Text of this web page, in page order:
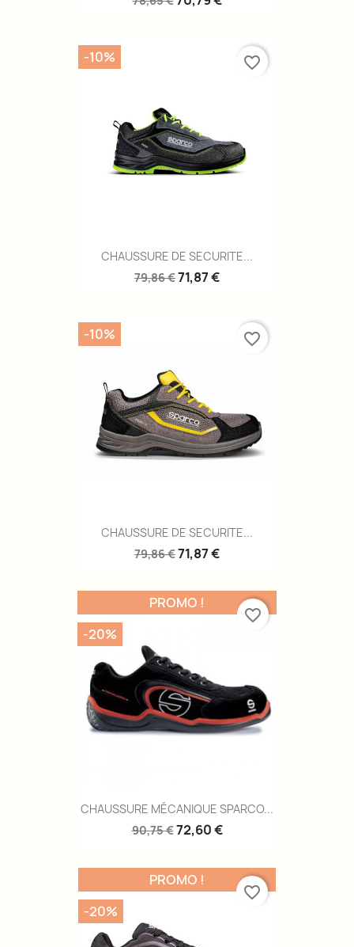
CHAUSSURE DE SECURITE...
79,86 €71,87 €
-10% favorite_border
CHAUSSURE DE SECURITE...
79,86 €71,87 €
-10% favorite_border
CHAUSSURE MÉCANIQUE SPARCO...
90,75 €72,60 €
PROMO !
-20%
favorite_border
PROMO !
-20%
favorite_border